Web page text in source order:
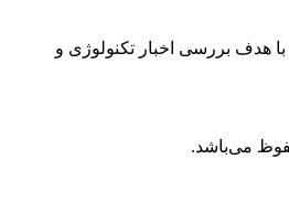
وبسایت نتگام در سال 1398 با هدف بررسی اخبار تکنولوژی و
می‌باشد.